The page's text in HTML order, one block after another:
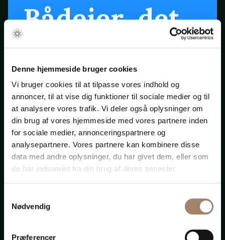
Denne hjemmeside bruger cookies
Vi bruger cookies til at tilpasse vores indhold og
annoncer, til at vise dig funktioner til sociale medier og til
at analysere vores trafik. Vi deler også oplysninger om
din brug af vores hjemmeside med vores partnere inden
for sociale medier, annonceringspartnere og
analysepartnere. Vores partnere kan kombinere disse
data med andre oplysninger, du har givet dem, eller som
de har indsamlet fra din brug af deres tjenester.
Nødvendig
Præferencer
Bådejer, det
er snart
forår ...
Klik på startpilen ovenfor
Bådadvokaten.dk
Advokat-